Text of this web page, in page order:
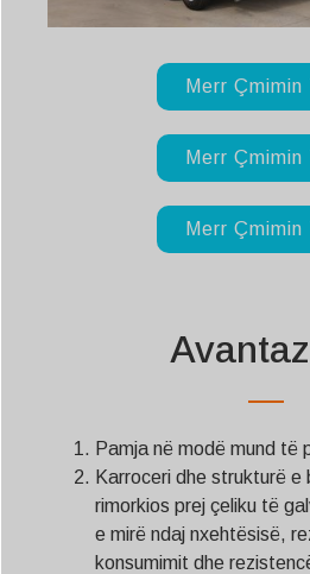
Merr Çmimin
Merr Çmimin
Merr Çmimin
Pamja në modë mund të
Karroceri dhe strukturë e
rimorkios prej çeliku të
e mirë ndaj nxehtësisë,
konsumimit dhe